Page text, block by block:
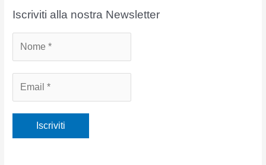
iIscriviti alla nostra Newsletter